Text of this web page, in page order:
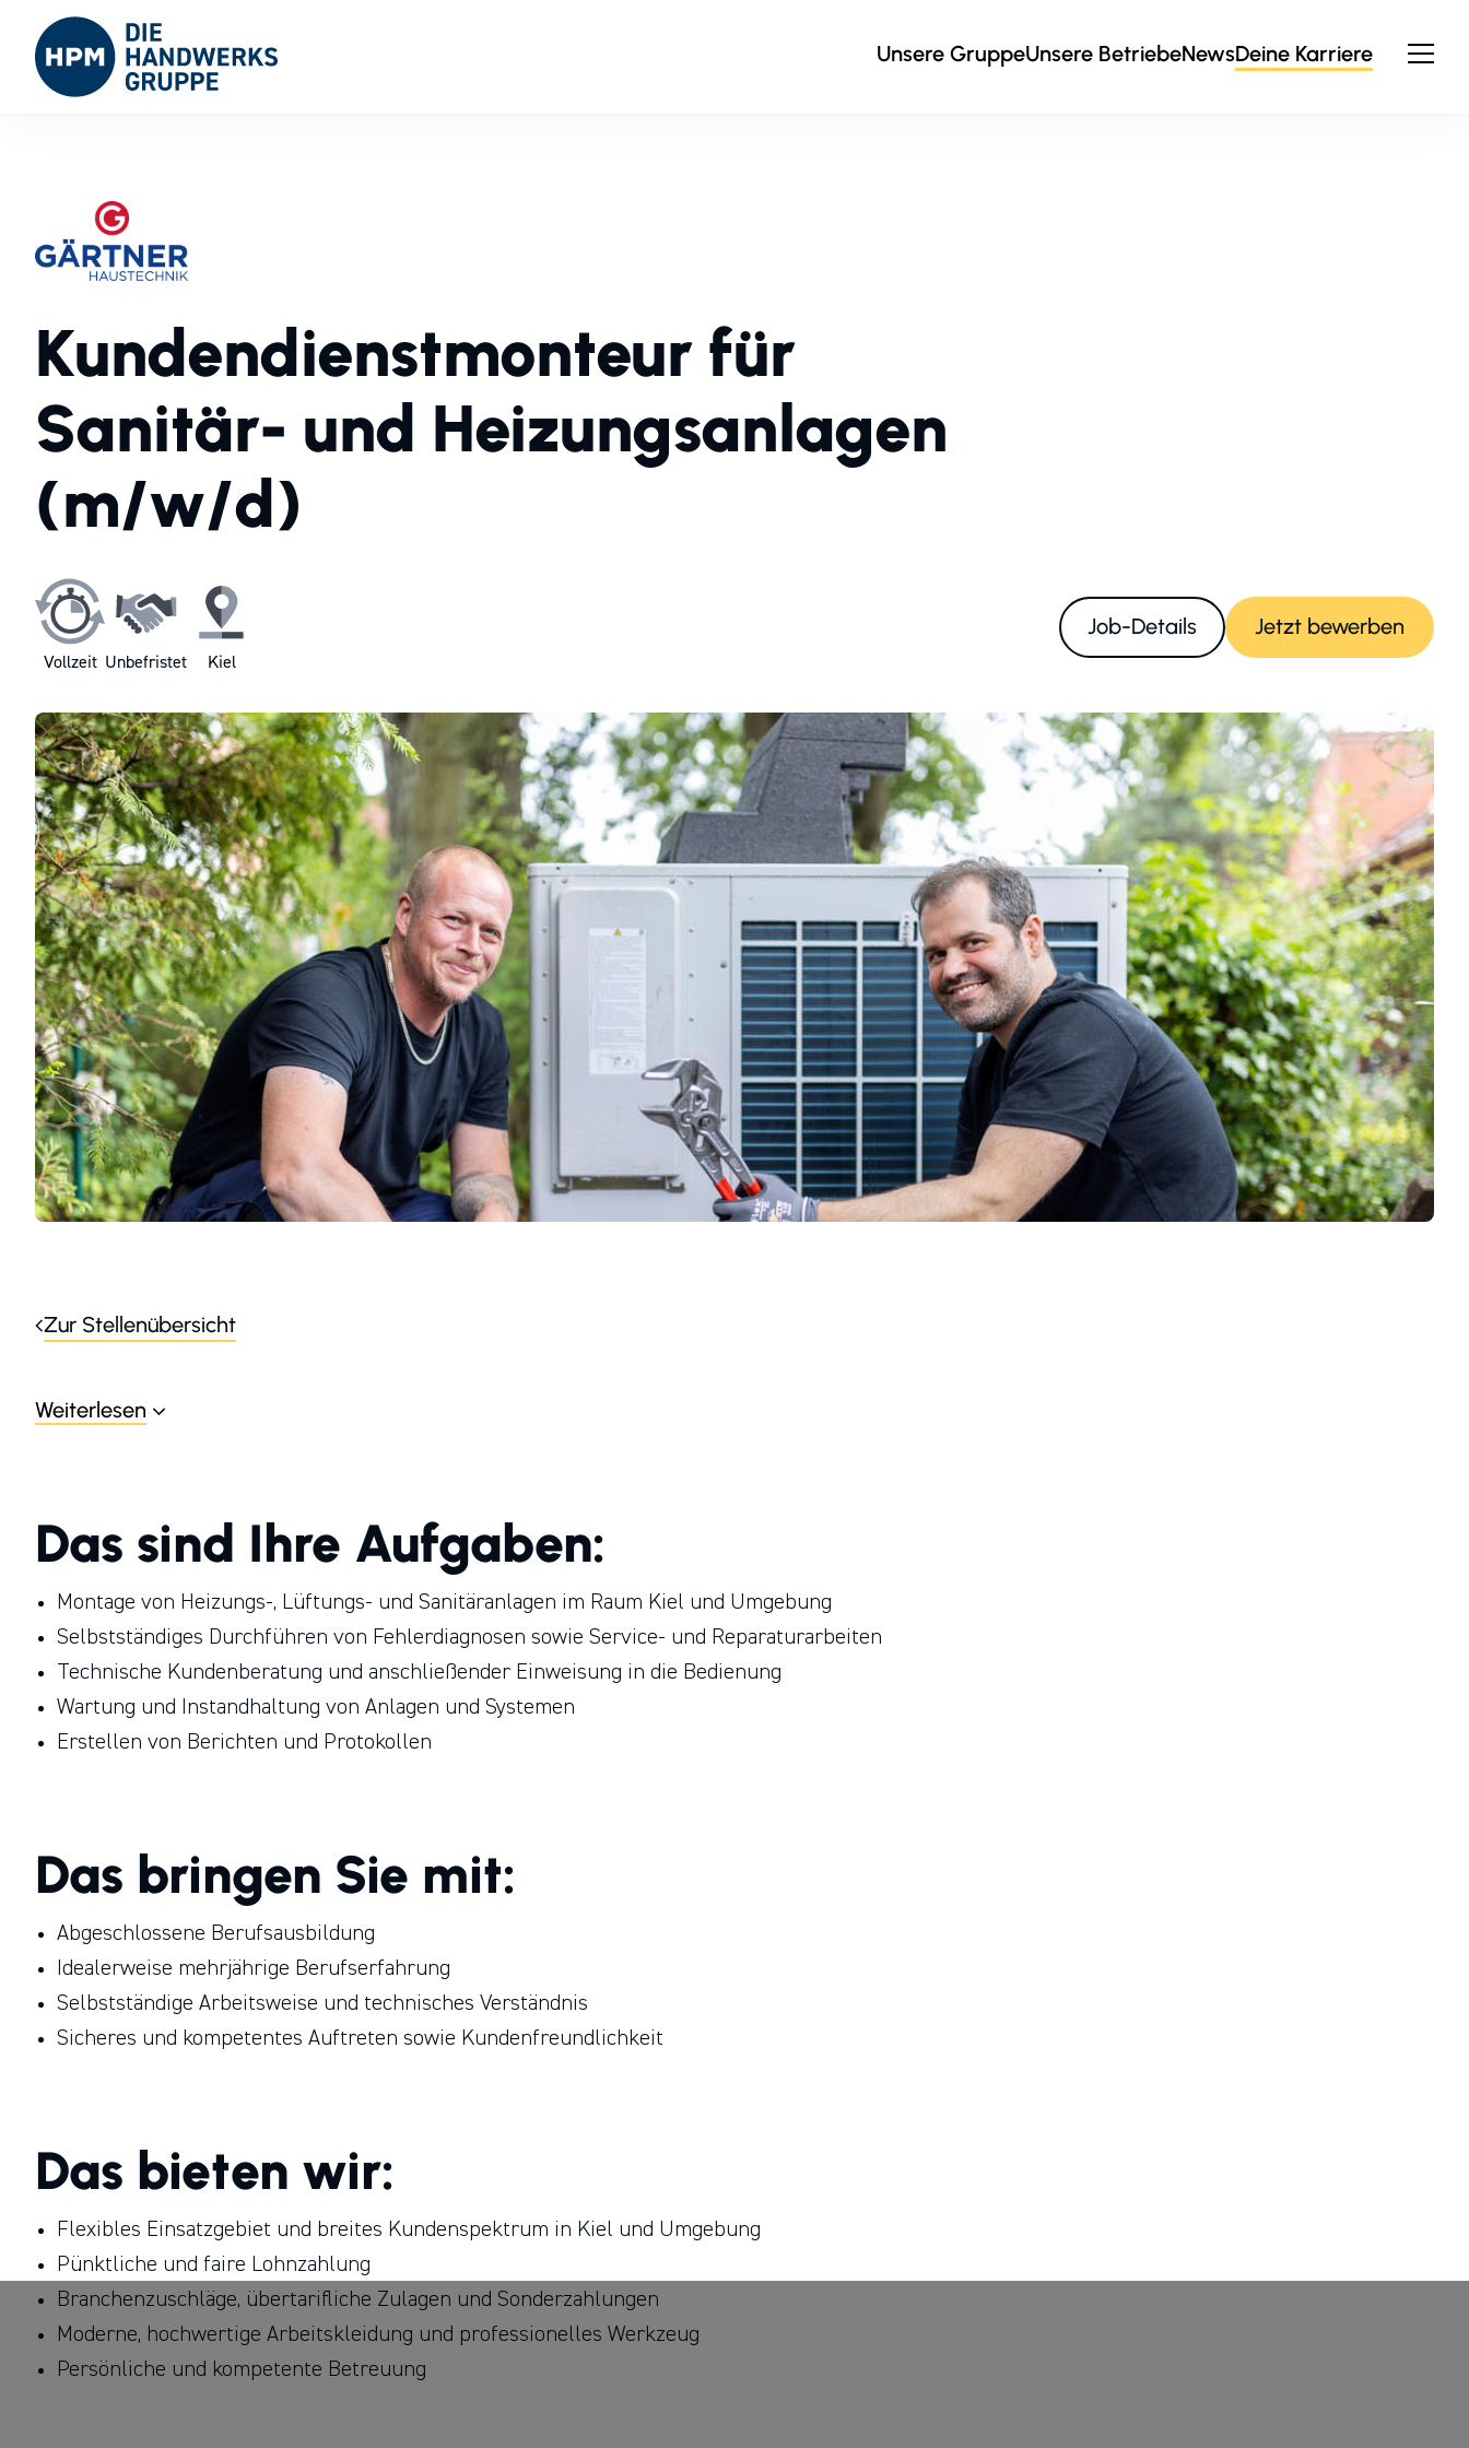
Unsere GruppeUnsere BetriebeNewsDeine Karriere
Kundendienstmonteur für
Sanitär- und Heizungsanlagen
(m/w/d)
Vollzeit Unbefristet Kiel
Job-Details Jetzt bewerben
Zur Stellenübersicht
Weiterlesen
Das sind Ihre Aufgaben:
Montage von Heizungs-, Lüftungs- und Sanitäranlagen im Raum Kiel und Umgebung
Selbstständiges Durchführen von Fehlerdiagnosen sowie Service- und Reparaturarbeiten
Technische Kundenberatung und anschließender Einweisung in die Bedienung
Wartung und Instandhaltung von Anlagen und Systemen
Erstellen von Berichten und Protokollen
Das bringen Sie mit:
Abgeschlossene Berufsausbildung
Idealerweise mehrjährige Berufserfahrung
Selbstständige Arbeitsweise und technisches Verständnis
Sicheres und kompetentes Auftreten sowie Kundenfreundlichkeit
Das bieten wir:
Flexibles Einsatzgebiet und breites Kundenspektrum in Kiel und Umgebung
Pünktliche und faire Lohnzahlung
Branchenzuschläge, übertarifliche Zulagen und Sonderzahlungen
Moderne, hochwertige Arbeitskleidung und professionelles Werkzeug
Persönliche und kompetente Betreuung